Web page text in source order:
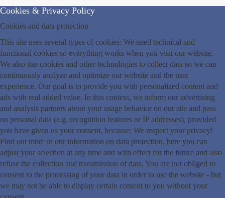
Cookies & Privacy Policy
Cookies and data protection
This site uses several types of cookies: We need technical and
functional cookies so everything works when you visit our website.
We also use cookies and other technologies to collect data so we can
continuously analyze and optimize our website and the user
experience. Our goal is to provide you with personalized content and
ads with real added value. In this context, we inform our advertising
and analysis partners about your usage behavior on our site and pass
on personal data (e.g. recognition features or IP addresses), provided
you have given us your consent, because: We respect your privacy!
Find out more in our information on data protection, here you can
adjust your selection at any time and with effect for the future and also
refuse the collection and transmission of data. You are not obliged to
consent to the processing of your data in order to use the website - but
we may not be able to display certain content to you without your